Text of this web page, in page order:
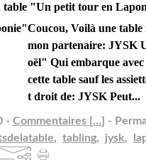
table "Un petit tour en
Coucou, Voilà une table
mon partenaire: JYSK
oël" Qui embarque
cette table sauf les
t droit de: JYSK Peut...
- Commentaires […] -
, tabling, jysk,